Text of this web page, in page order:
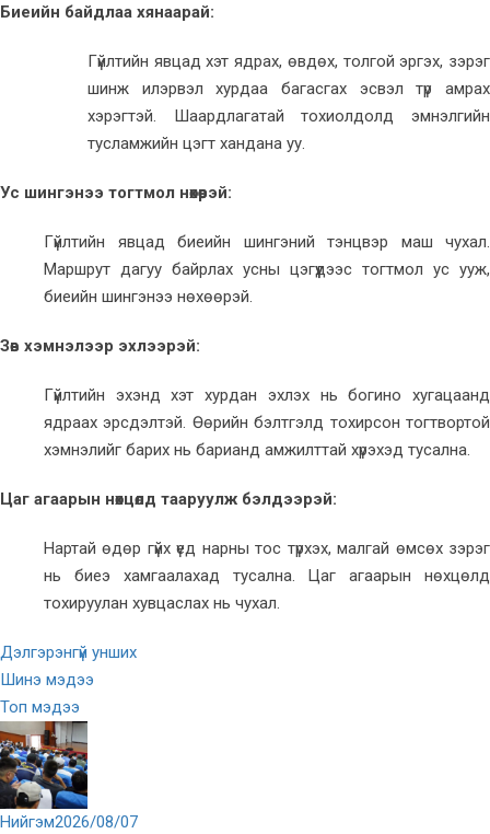
Биеийн байдлаа хянаарай:
Гүйлтийн явцад хэт ядрах, өвдөх, толгой эргэх, зэрэг
шинж илэрвэл хурдаа багасгах эсвэл түр амрах
хэрэгтэй. Шаардлагатай тохиолдолд эмнэлгийн
тусламжийн цэгт хандана уу.
Ус шингэнээ тогтмол нөхөөрэй:
Гүйлтийн явцад биеийн шингэний тэнцвэр маш чухал.
Маршрут дагуу байрлах усны цэгүүдээс тогтмол ус ууж,
биеийн шингэнээ нөхөөрэй.
Зөв хэмнэлээр эхлээрэй:
Гүйлтийн эхэнд хэт хурдан эхлэх нь богино хугацаанд
ядраах эрсдэлтэй. Өөрийн бэлтгэлд тохирсон тогтвортой
хэмнэлийг барих нь барианд амжилттай хүрэхэд тусална.
Цаг агаарын нөхцөлд тааруулж бэлдээрэй:
Нартай өдөр гүйх үед нарны тос түрхэх, малгай өмсөх зэрэг
нь биеэ хамгаалахад тусална. Цаг агаарын нөхцөлд
тохируулан хувцаслах нь чухал.
Дэлгэрэнгүй унших
Шинэ мэдээ
Топ мэдээ
Нийгэм2026/08/07